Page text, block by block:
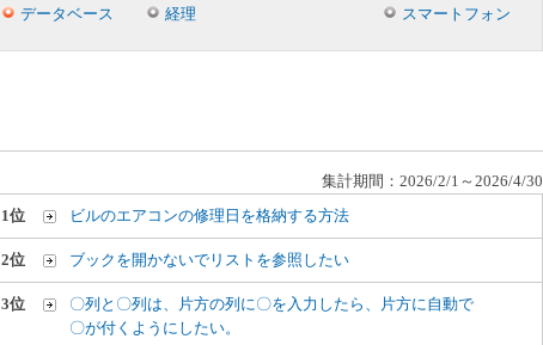
データベース 経理 スマートフォン
集計期間：2026/2/1～2026/4/30
1位 ビルのエアコンの修理日を格納する方法
2位 ブックを開かないでリストを参照したい
3位
〇列と〇列は、片方の列に〇を入力したら、片方に自動で
〇が付くようにしたい。